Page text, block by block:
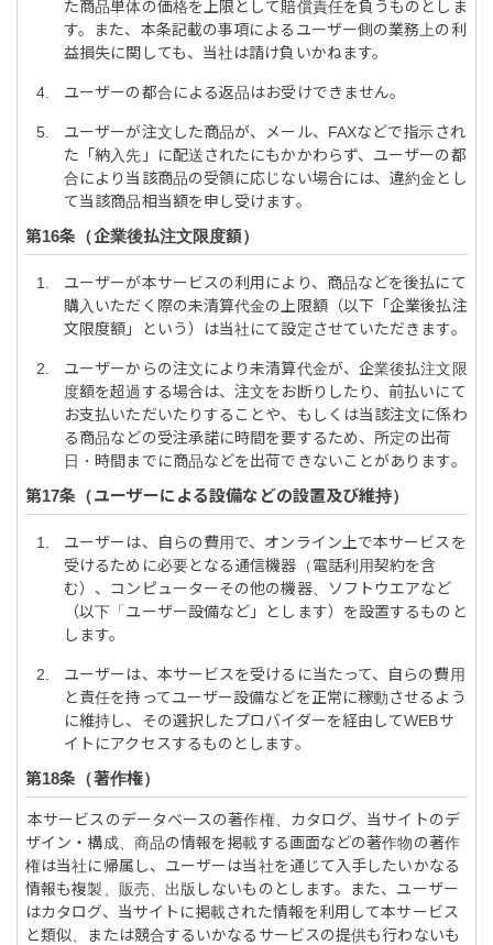
た商品単体の価格を上限として賠償責任を負うものとしま
す。また、本条記載の事項によるユーザー側の業務上の利
益損失に関しても、当社は請け負いかねます。
ユーザーの都合による返品はお受けできません。
ユーザーが注文した商品が、メール、FAXなどで指示され
た「納入先」に配送されたにもかかわらず、ユーザーの都
合により当該商品の受領に応じない場合には、違約金とし
て当該商品相当額を申し受けます。
企業後払注文限度額
ユーザーが本サービスの利用により、商品などを後払にて
購入いただく際の未清算代金の上限額（以下「企業後払注
文限度額」という）は当社にて設定させていただきます。
ユーザーからの注文により未清算代金が、企業後払注文限
度額を超過する場合は、注文をお断りしたり、前払いにて
お支払いただいたりすることや、もしくは当該注文に係わ
る商品などの受注承諾に時間を要するため、所定の出荷
日・時間までに商品などを出荷できないことがあります。
ユーザーによる設備などの設置及び維持
ユーザーは、自らの費用で、オンライン上で本サービスを
受けるために必要となる通信機器（電話利用契約を含
む）、コンピューターその他の機器、ソフトウエアなど
（以下「ユーザー設備など」とします）を設置するものと
します。
ユーザーは、本サービスを受けるに当たって、自らの費用
と責任を持ってユーザー設備などを正常に稼動させるよう
に維持し、その選択したプロバイダーを経由してWEBサ
イトにアクセスするものとします。
著作権
本サービスのデータベースの著作権、カタログ、当サイトのデ
ザイン・構成、商品の情報を掲載する画面などの著作物の著作
権は当社に帰属し、ユーザーは当社を通じて入手したいかなる
情報も複製、販売、出版しないものとします。また、ユーザー
はカタログ、当サイトに掲載された情報を利用して本サービス
と類似、または競合するいかなるサービスの提供も行わないも